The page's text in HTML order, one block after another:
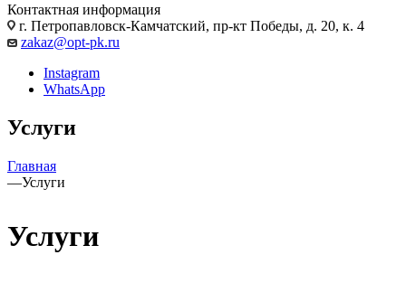
Контактная информация
г. Петропавловск-Камчатский, пр-кт Победы, д. 20, к. 4
zakaz@opt-pk.ru
Instagram
WhatsApp
Услуги
Главная
—Услуги
Услуги